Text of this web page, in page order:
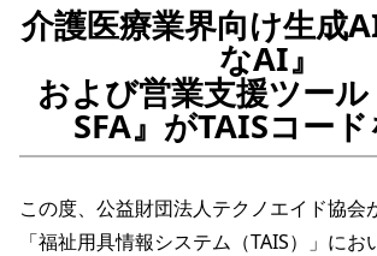
介護医療業界向け生成
なAI』
および営業支援ツー
SFA』がTAISコー
この度、公益財団法人テクノエイド協会
「福祉用具情報システム（TAIS）」に